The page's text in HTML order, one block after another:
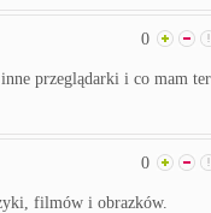
0
przeglądarki i co mam
0
filmów i obrazków.